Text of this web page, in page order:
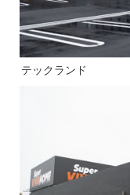
テックランド